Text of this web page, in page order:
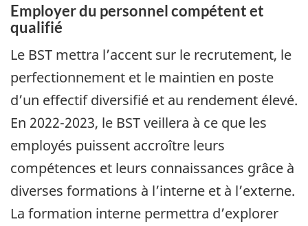
Employer du personnel compétent et
qualifié
Le BST mettra l’accent sur le recrutement, le
perfectionnement et le maintien en poste
d’un effectif diversifié et au rendement élevé.
En 2022-2023, le BST veillera à ce que les
employés puissent accroître leurs
compétences et leurs connaissances grâce à
diverses formations à l’interne et à l’externe.
La formation interne permettra d’explorer